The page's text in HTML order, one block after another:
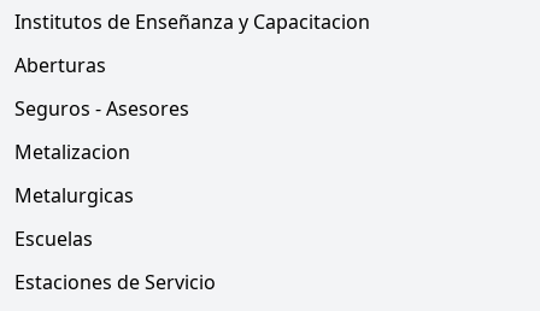
Institutos de Enseñanza y Capacitacion
Aberturas
Seguros - Asesores
Metalizacion
Metalurgicas
Escuelas
Estaciones de Servicio